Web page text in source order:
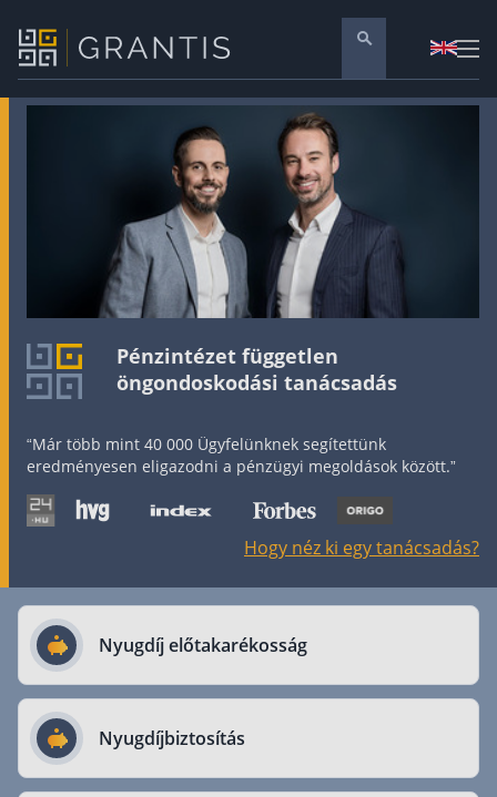
Vállalati szolgáltatások
Pénzügyi tanácsadás
Nyugdíj előtakarékosság
Önkéntes nyugdíjpénztár
Melyiket válaszd? Nyugdíjbiztosítás, NYESZ vagy
Nyugdíj előtakarékossági számla (NYESZ)
Nyugdíj tanácsadás 🪙
Nyugdíj megtakarítás – Így válassz
Nyugdíjkorhatár táblázat és útmutató
Nyugdíj kisokos – A magyar nyugdíjrendszer
Önkéntes Nyugdíjpénztárak hozamai
Nyugdíjbiztosítás
Nyugdíjbiztosítás vagy NYESZ? Melyik a jobb?
Melyik a legolcsóbb nyugdíjbiztosítás?
Önkéntes nyugdíjpénztár vagy
Nyugdíjbiztosítás adókedvezmény és adójóváírás
Pénzintézet független
öngondoskodási tanácsadás
“Már több mint 40 000 Ügyfelünknek segítettünk
eredményesen eligazodni a pénzügyi megoldások között.”
Hogy néz ki egy tanácsadás?
Nyugdíj előtakarékosság
Nyugdíjbiztosítás